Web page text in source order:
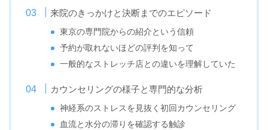
来院のきっかけと決断までのエピソード
東京の専門院からの紹介という信頼
予約が取れないほどの評判を知って
一般的なストレッチ店との違いを理解していた
カウンセリングの様子と専門的な分析
神経系のストレスを見抜く初回カウンセリング
血流と水分の滞りを確認する触診